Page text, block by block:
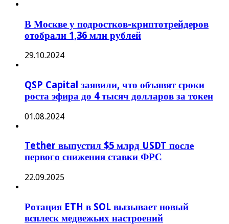
В Москве у подростков-криптотрейдеров
отобрали 1,36 млн рублей
29.10.2024
QSP Capital заявили, что объявят сроки
роста эфира до 4 тысяч долларов за токен
01.08.2024
Tether выпустил $5 млрд USDT после
первого снижения ставки ФРС
22.09.2025
Ротация ETH в SOL вызывает новый
всплеск медвежьих настроений